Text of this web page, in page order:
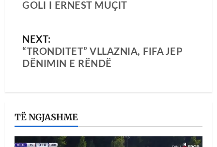
GOLI I ERNEST MUÇIT
NEXT:
“TRONDITET” VLLAZNIA, FIFA JEP
DËNIMIN E RËNDË
TË NGJASHME